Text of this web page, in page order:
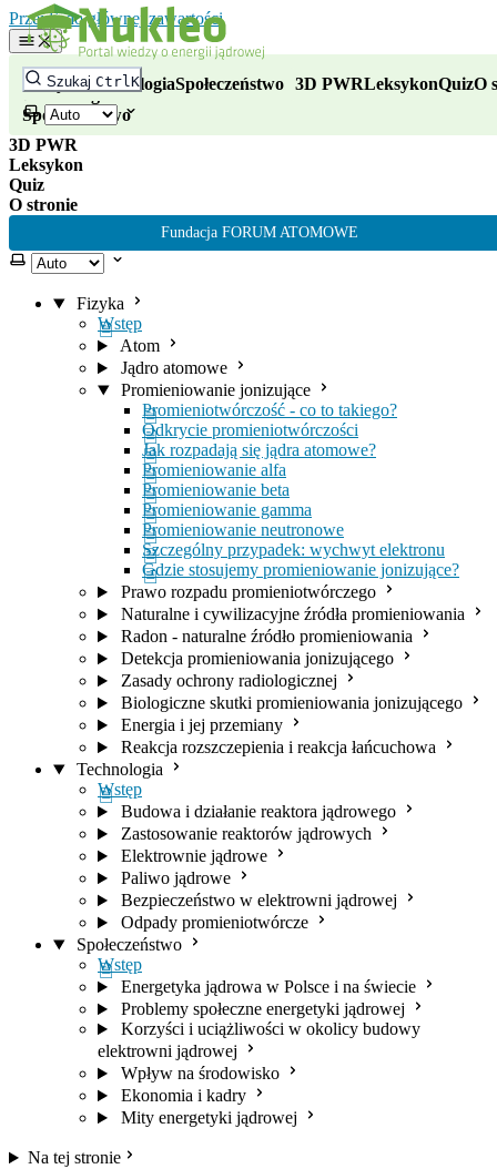
Przejdź do głównej zawartości
Szukaj CtrlK
FizykaTechnologiaSpołeczeństwo 3D PWRLeksykonQuizO
Wybierz motyw
Fizyka
Wstęp
Atom
Jądro atomowe
Promieniowanie jonizujące
Promieniotwórczość - co to takiego?
Odkrycie promieniotwórczości
Jak rozpadają się jądra atomowe?
Promieniowanie alfa
Promieniowanie beta
Promieniowanie gamma
Promieniowanie neutronowe
Szczególny przypadek: wychwyt elektronu
Gdzie stosujemy promieniowanie jonizujące?
Prawo rozpadu promieniotwórczego
Naturalne i cywilizacyjne źródła promieniowania
Radon - naturalne źródło promieniowania
Detekcja promieniowania jonizującego
Zasady ochrony radiologicznej
Biologiczne skutki promieniowania jonizującego
Energia i jej przemiany
Reakcja rozszczepienia i reakcja łańcuchowa
Technologia
Wstęp
Budowa i działanie reaktora jądrowego
Zastosowanie reaktorów jądrowych
Elektrownie jądrowe
Paliwo jądrowe
Bezpieczeństwo w elektrowni jądrowej
Odpady promieniotwórcze
Społeczeństwo
Wstęp
Energetyka jądrowa w Polsce i na świecie
Problemy społeczne energetyki jądrowej
Korzyści i uciążliwości w okolicy budowy
elektrowni jądrowej
Wpływ na środowisko
Ekonomia i kadry
Mity energetyki jądrowej
Fizyka
Technologia
Społeczeństwo
3D PWR
Leksykon
Quiz
O stronie
Fundacja FORUM ATOMOWE
Wybierz motyw
Na tej stronie